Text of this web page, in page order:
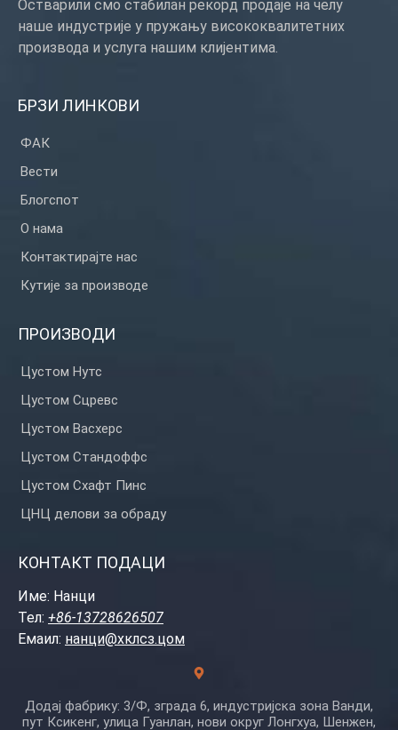
Остварили смо стабилан рекорд продаје на челу
наше индустрије у пружању висококвалитетних
производа и услуга нашим клијентима.
БРЗИ ЛИНКОВИ
ФАК
Вести
Блогспот
О нама
Контактирајте нас
Кутије за производе
ПРОИЗВОДИ
Цустом Нутс
Цустом Сцревс
Цустом Васхерс
Цустом Стандоффс
Цустом Схафт Пинс
ЦНЦ делови за обраду
КОНТАКТ ПОДАЦИ
Име: Нанци
Тел: +86-13728626507
Емаил: нанци@хклсз.цом
Додај фабрику: 3/Ф, зграда 6, индустријска зона Ванди,
пут Ксикенг, улица Гуанлан, нови округ Лонгхуа, Шенжен,